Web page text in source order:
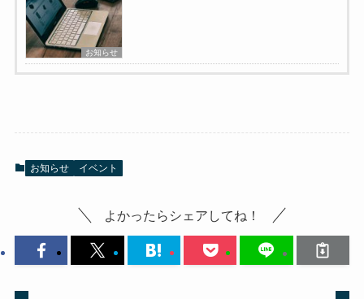
お知らせ
お知らせ イベント
よかったらシェアしてね！